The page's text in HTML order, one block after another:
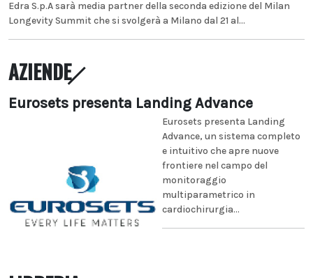
Edra S.p.A sarà media partner della seconda edizione del Milan
Longevity Summit che si svolgerà a Milano dal 21 al...
AZIENDE
Eurosets presenta Landing Advance
Eurosets presenta Landing
Advance, un sistema completo
e intuitivo che apre nuove
frontiere nel campo del
monitoraggio
multiparametrico in
cardiochirurgia...